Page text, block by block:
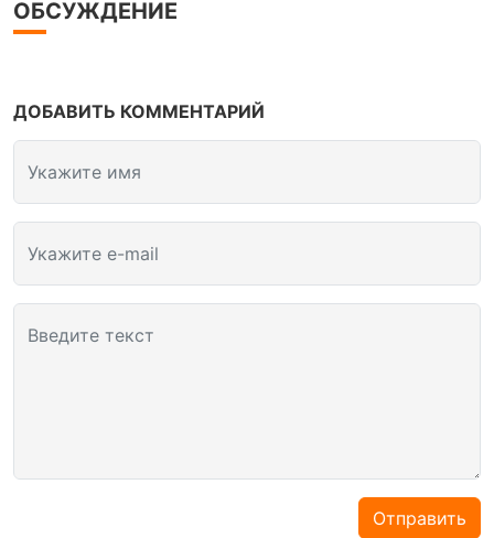
ОБСУЖДЕНИЕ
ДОБАВИТЬ КОММЕНТАРИЙ
Укажите имя
Укажите e-mail
Введите текст
Отправить